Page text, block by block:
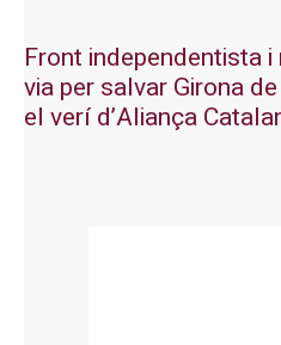
Front independentista i
via per salvar Girona
el verí d’Aliança